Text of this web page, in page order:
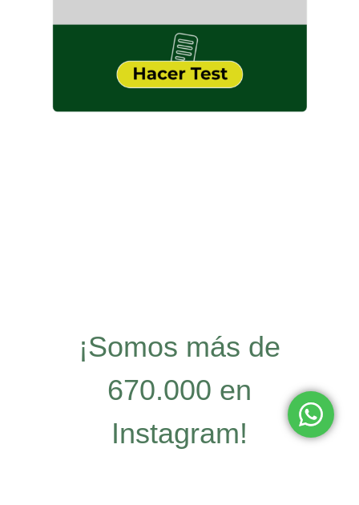
¡Somos más de
670.000 en
Instagram!